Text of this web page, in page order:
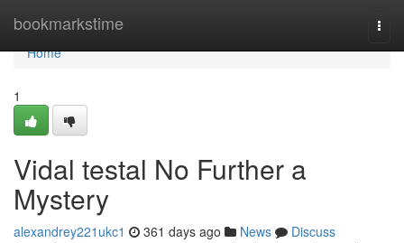
bookmarkstime
Home
Home
1
Vidal testal No Further a
Mystery
alexandrey221ukc1 361 days ago News
Discuss